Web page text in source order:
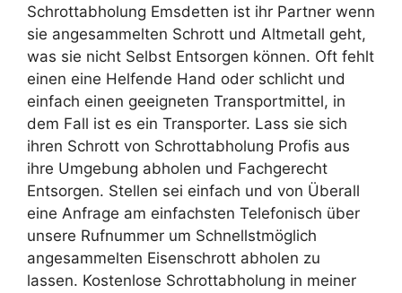
Schrottabholung Emsdetten ist ihr Partner wenn
sie angesammelten Schrott und Altmetall geht,
was sie nicht Selbst Entsorgen können. Oft fehlt
einen eine Helfende Hand oder schlicht und
einfach einen geeigneten Transportmittel, in
dem Fall ist es ein Transporter. Lass sie sich
ihren Schrott von Schrottabholung Profis aus
ihre Umgebung abholen und Fachgerecht
Entsorgen. Stellen sei einfach und von Überall
eine Anfrage am einfachsten Telefonisch über
unsere Rufnummer um Schnellstmöglich
angesammelten Eisenschrott abholen zu
lassen. Kostenlose Schrottabholung in meiner